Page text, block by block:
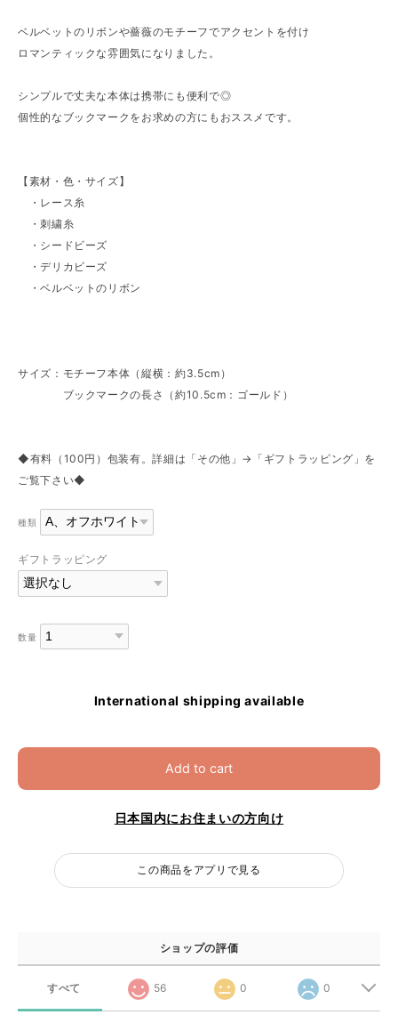
ベルベットのリボンや薔薇のモチーフでアクセントを付け
ロマンティックな雰囲気になりました。
シンプルで丈夫な本体は携帯にも便利で◎
個性的なブックマークをお求めの方にもおススメです。
【素材・色・サイズ】
・レース糸
・刺繍糸
・シードビーズ
・デリカビーズ
・ベルベットのリボン
サイズ：モチーフ本体（縦横：約3.5cm）
ブックマークの長さ（約10.5cm：ゴールド）
◆有料（100円）包装有。詳細は「その他」→「ギフトラッピング」を
ご覧下さい◆
種類
ギフトラッピング
数量
International shipping available
Add to cart
日本国内にお住まいの方向け
この商品をアプリで見る
ショップの評価
すべて 56 0 0